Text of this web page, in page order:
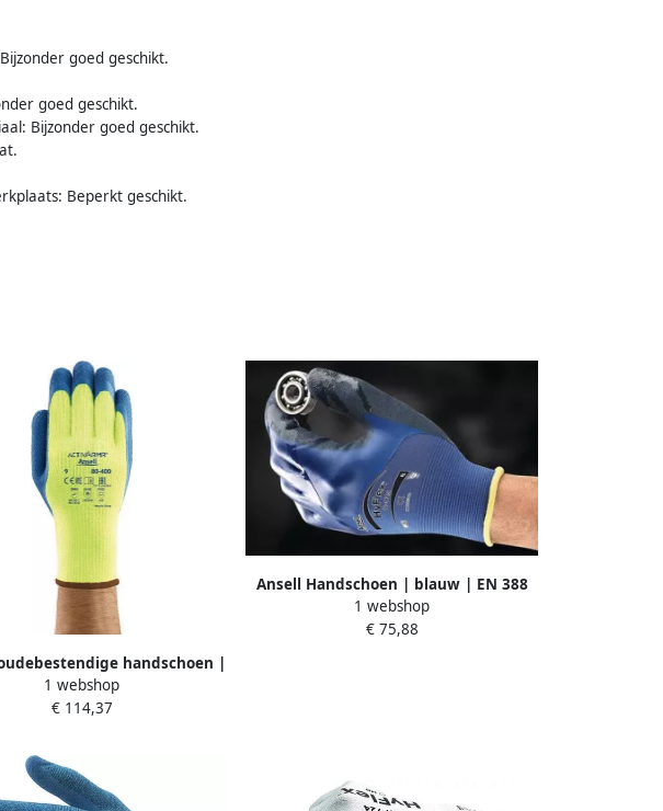
goed geschikt.
goed geschikt.
Bijzonder goed geschikt.
Beperkt geschikt.
handschoen |
| EN 388 EN 511 EN 407 |
natuurrubber-latex | 12 paar
1 webshop
€ 114,37
Ansell Handschoen | blauw | EN 388
PSA-categorie II | Spandex
nylonweefsel m.nitril | 12 paar 11-925-
1 webshop
€ 75,88